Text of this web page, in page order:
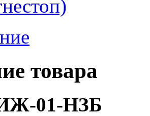
товара
01-НЗБ